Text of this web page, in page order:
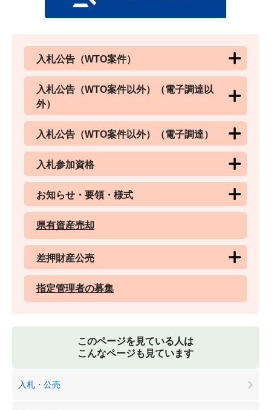
入札公告（WTO案件）
入札公告（WTO案件以外）（電子調達以
外）
入札公告（WTO案件以外）（電子調達）
入札参加資格
お知らせ・要領・様式
県有資産売却
差押財産公売
指定管理者の募集
このページを見ている人は
こんなページも見ています
入札・公売